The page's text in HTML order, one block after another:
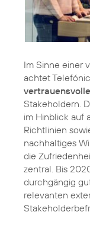
Im Sinne einer
achtet
Stakeholdern.
im Hinblick auf
Richtlinien
nachhaltiges
die
zentral. Bis
durchgängig
relevanten